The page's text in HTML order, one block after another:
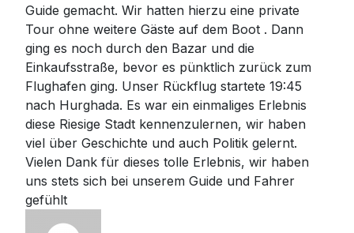
Guide gemacht. Wir hatten hierzu eine private
Tour ohne weitere Gäste auf dem Boot . Dann
ging es noch durch den Bazar und die
Einkaufsstraße, bevor es pünktlich zurück zum
Flughafen ging. Unser Rückflug startete 19:45
nach Hurghada. Es war ein einmaliges Erlebnis
diese Riesige Stadt kennenzulernen, wir haben
viel über Geschichte und auch Politik gelernt.
Vielen Dank für dieses tolle Erlebnis, wir haben
uns stets sich bei unserem Guide und Fahrer
gefühlt